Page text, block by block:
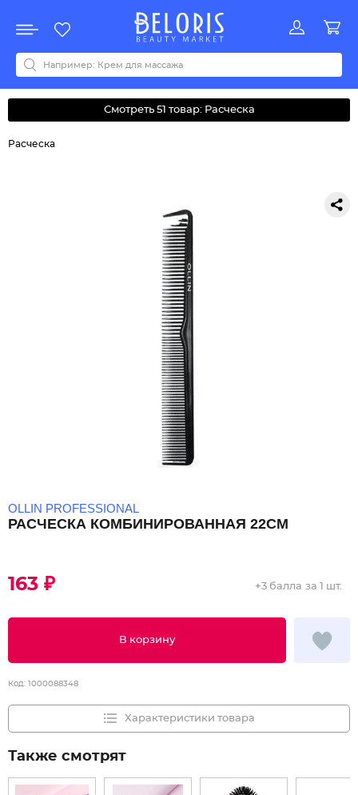
Акции
Все бренды
0-9ABCDEFGHIJKLMNOPQRSTUVWYZАБВДЗИМОКЛНПРСТУФ
Смотреть 51 товар: Расческа
Расческа
OLLIN PROFESSIONAL
РАСЧЕСКА КОМБИНИРОВАННАЯ 22СМ
163 ₽
В корзину
+3 балла за 1 шт.
Код: 1000088348
Характеристики товара
Также смотрят